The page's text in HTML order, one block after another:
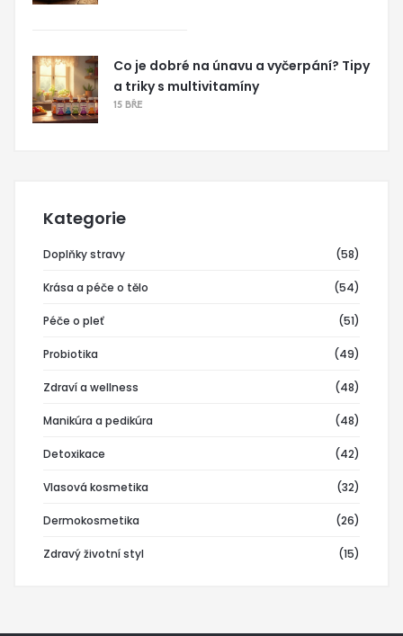
Co je dobré na únavu a vyčerpání? Tipy
a triky s multivitamíny
15 BŘE
Kategorie
Doplňky stravy (58)
Krása a péče o tělo (54)
Péče o pleť (51)
Probiotika (49)
Zdraví a wellness (48)
Manikúra a pedikúra (48)
Detoxikace (42)
Vlasová kosmetika (32)
Dermokosmetika (26)
Zdravý životní styl (15)